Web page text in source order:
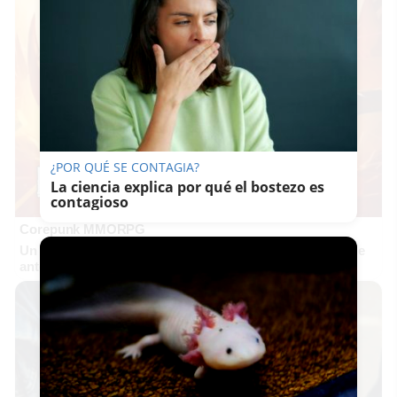
Corepunk MMORPG
Un verdadero MMORPG de la vieja escuela ¡Cómo los de
¿POR QUÉ SE CONTAGIA?
La ciencia explica por qué el bostezo es
contagioso